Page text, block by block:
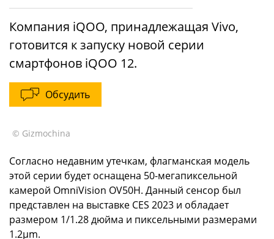
Компания iQOO, принадлежащая Vivo,
готовится к запуску новой серии
смартфонов iQOO 12.
Обсудить
© Gizmochina
Согласно недавним утечкам, флагманская модель
этой серии будет оснащена 50-мегапиксельной
камерой OmniVision OV50H. Данный сенсор был
представлен на выставке CES 2023 и обладает
размером 1/1.28 дюйма и пиксельными размерами
1.2µm.